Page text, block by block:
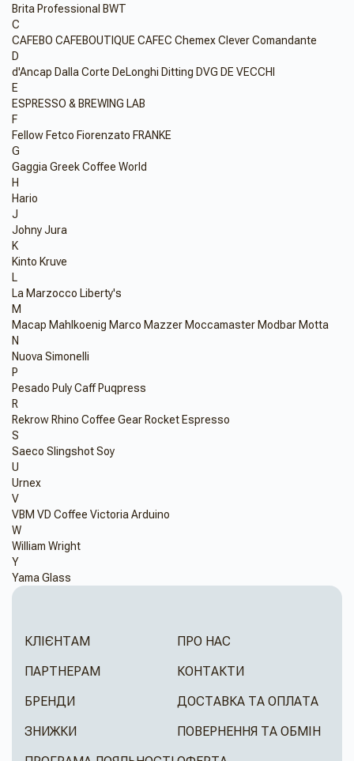
Brita Professional BWT
C
CAFEBO CAFEBOUTIQUE CAFEC ChemexCleverComandante
D
d'Ancap Dalla Corte DeLonghi Ditting DVG DE VECCHI
E
ESPRESSO & BREWING LAB
F
FellowFetco Fiorenzato FRANKE
G
Gaggia Greek Coffee World
H
Hario
J
JohnyJura
K
Kinto Kruve
L
La Marzocco Liberty's
M
Macap Mahlkoenig Marco MazzerMoccamasterModbarMotta
N
Nuova Simonelli
P
Pesado Puly CaffPuqpress
R
RekrowRhino Coffee GearRocket Espresso
S
Saeco SlingshotSoy
U
Urnex
V
VBM VD Coffee Victoria Arduino
W
William Wright
Y
Yama Glass
КЛІЄНТАМ
ПАРТНЕРАМ
БРЕНДИ
ЗНИЖКИ
ПРО НАС
КОНТАКТИ
ДОСТАВКА ТА ОПЛАТА
ПОВЕРНЕННЯ ТА ОБМІН